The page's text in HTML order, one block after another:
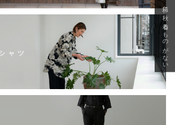
急に秋、着るものがない